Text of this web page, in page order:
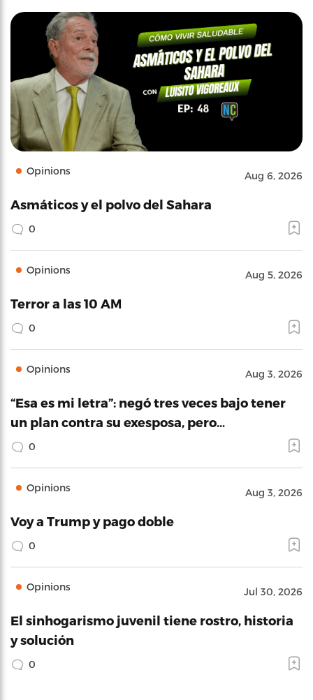
Opinions Aug 6, 2026
Asmáticos y el polvo del Sahara
0
Opinions Aug 5, 2026
Terror a las 10 AM
0
Opinions Aug 3, 2026
“Esa es mi letra”: negó tres veces bajo tener
un plan contra su exesposa, pero…
0
Opinions Aug 3, 2026
Voy a Trump y pago doble
0
Opinions Jul 30, 2026
El sinhogarismo juvenil tiene rostro, historia
y solución
0